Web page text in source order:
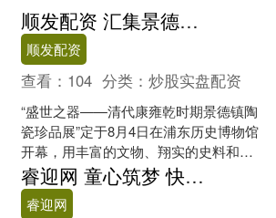
顺发配资 汇集景德镇中国陶瓷博物馆馆藏，浦东历史博物馆迎重磅陶瓷珍品展
顺发配资
查看： 104 分类：炒股实盘配资
“盛世之器——清代康雍乾时期景德镇陶
瓷珍品展”定于8月4日在浦东历史博物馆
开幕，用丰富的文物、翔实的史料和系
统的展示，为观众呈现中国古代制瓷工
艺最辉煌的发展阶段....
睿迎网 童心筑梦 快乐成长
睿迎网